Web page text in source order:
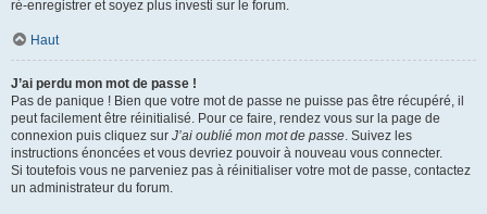
ré-enregistrer et soyez plus investi sur le forum.
Haut
J’ai perdu mon mot de passe !
Pas de panique ! Bien que votre mot de passe ne puisse pas être récupéré, il
peut facilement être réinitialisé. Pour ce faire, rendez vous sur la page de
connexion puis cliquez sur J’ai oublié mon mot de passe. Suivez les
instructions énoncées et vous devriez pouvoir à nouveau vous connecter.
Si toutefois vous ne parveniez pas à réinitialiser votre mot de passe, contactez
un administrateur du forum.